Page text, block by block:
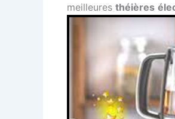
meilleures théières